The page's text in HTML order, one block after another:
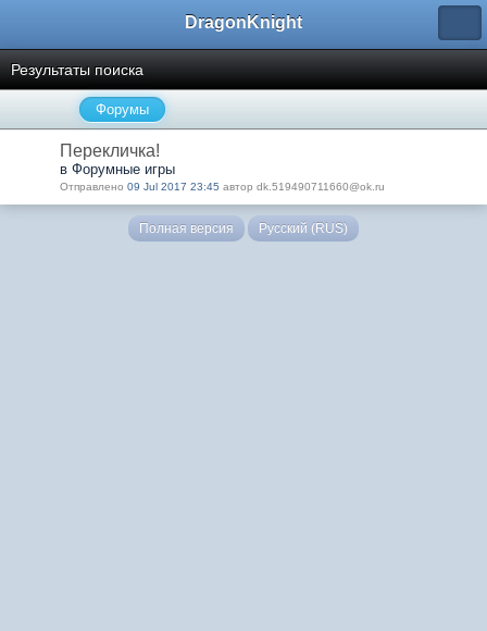
DragonKnight
Результаты поиска
Форумы
Перекличка!
в Форумные игры
Отправлено 09 Jul 2017 23:45 автор dk.519490711660@ok.ru
Полная версия Русский (RUS)